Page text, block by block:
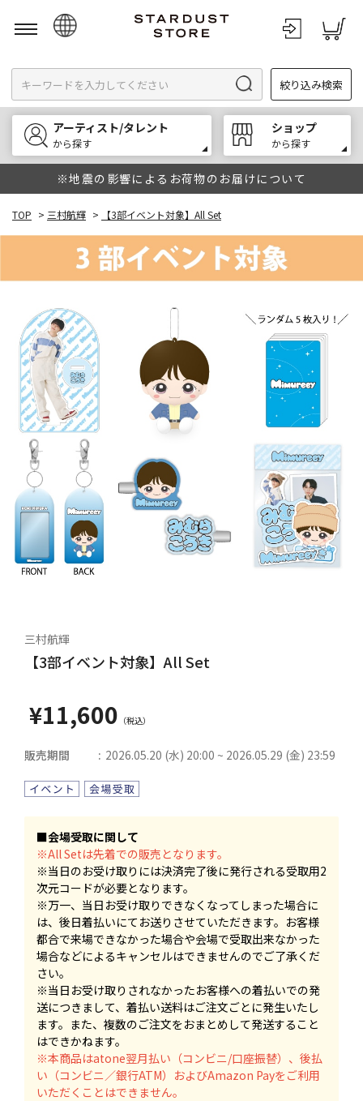
English
한국어
中文
絞り込み検索
アーティスト/タレント
から探す
ショップ
から探す
※地震の影響によるお荷物のお届けについて
TOP > 三村航輝 > 【3部イベント対象】All Set
三村航輝
【3部イベント対象】All Set
¥11,600
販売期間 2026.05.20 (水) 20:00 ~ 2026.05.29 (金) 23:59
■会場受取に関して
※All Setは先着での販売となります。
※当日のお受け取りには決済完了後に発行される受取用2
次元コードが必要となります。
※万一、当日お受け取りできなくなってしまった場合に
は、後日着払いにてお送りさせていただきます。お客様
都合で来場できなかった場合や会場で受取出来なかった
場合などによるキャンセルはできませんのでご了承くだ
さい。
※当日お受け取りされなかったお客様への着払いでの発
送につきまして、着払い送料はご注文ごとに発生いたし
ます。また、複数のご注文をおまとめして発送すること
はできかねます。
※本商品はatone翌月払い（コンビニ/口座振替）、後払
い（コンビニ／銀行ATM）およびAmazon Payをご利用
いただくことはできません。